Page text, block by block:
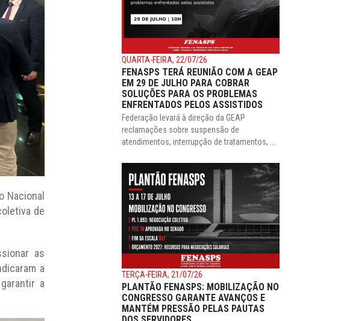
Nacional
de
as
a
a
QUARTA-FEIRA, 22/07/26
FENASPS TERÁ REUNIÃO COM A GEAP
EM 29 DE JULHO PARA COBRAR
SOLUÇÕES PARA OS PROBLEMAS
ENFRENTADOS PELOS ASSISTIDOS
Federação levará à direção da GEAP
reclamações sobre suspensão de
atendimentos, interrupção de tratamentos, ...
TERÇA-FEIRA, 21/07/26
PLANTÃO FENASPS: MOBILIZAÇÃO NO
CONGRESSO GARANTE AVANÇOS E
MANTÉM PRESSÃO PELAS PAUTAS